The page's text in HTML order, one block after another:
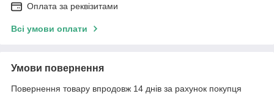
Оплата за реквізитами
Всі умови оплати
Умови повернення
Повернення товару впродовж 14 днів за рахунок покупця